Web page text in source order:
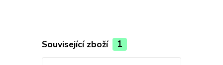
Související zboží 1